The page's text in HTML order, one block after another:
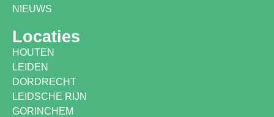
NIEUWS
Locaties
HOUTEN
LEIDEN
DORDRECHT
LEIDSCHE RIJN
GORINCHEM